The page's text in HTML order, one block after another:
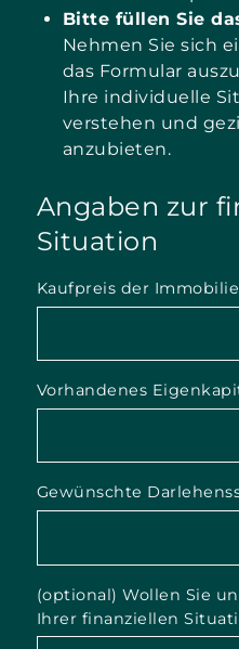
Bitte füllen Sie
Nehmen Sie sich
das Formular
Ihre individuelle
verstehen und
anzubieten.
Angaben zur
Situation
Kaufpreis der Immobilie
Vorhandenes
Gewünschte
(optional) Wollen Sie
Ihrer finanziellen